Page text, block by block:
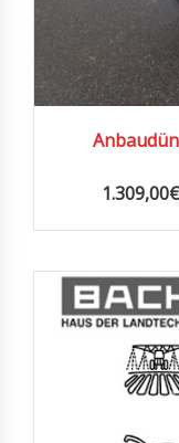
1.309,00€